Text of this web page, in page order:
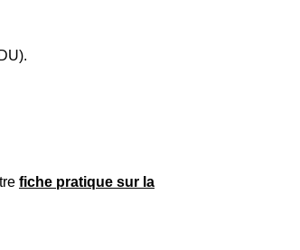
fiche pratique sur la